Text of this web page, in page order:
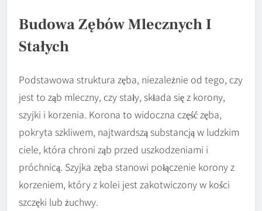
Budowa Zębów Mlecznych I
Stałych
Podstawowa struktura zęba, niezależnie od tego, czy
jest to ząb mleczny, czy stały, składa się z korony,
szyjki i korzenia. Korona to widoczna część zęba,
pokryta szkliwem, najtwardszą substancją w ludzkim
ciele, która chroni ząb przed uszkodzeniami i
próchnicą. Szyjka zęba stanowi połączenie korony z
korzeniem, który z kolei jest zakotwiczony w kości
szczęki lub żuchwy.